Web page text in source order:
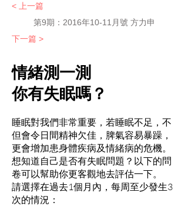
< 上一篇
第9期：2016年10-11月號 方力申
下一篇 >
情緒測一測
你有失眠嗎？
睡眠對我們非常重要，若睡眠不足，不
但會令日間精神欠佳，脾氣容易暴躁，
更會增加患身體疾病及情緒病的危機。
想知道自己是否有失眠問題？以下的問
卷可以幫助你更客觀地去評估一下。
請選擇在過去1個月內，每周至少發生3
次的情況：